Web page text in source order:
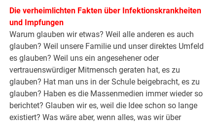
Die verheimlichten Fakten über Infektionskrankheiten
und Impfungen
Warum glauben wir etwas? Weil alle anderen es auch
glauben? Weil unsere Familie und unser direktes Umfeld
es glauben? Weil uns ein angesehener oder
vertrauenswürdiger Mitmensch geraten hat, es zu
glauben? Hat man uns in der Schule beigebracht, es zu
glauben? Haben es die Massenmedien immer wieder so
berichtet? Glauben wir es, weil die Idee schon so lange
existiert? Was wäre aber, wenn alles, was wir über